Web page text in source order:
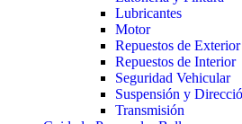
Lubricantes
Motor
Repuestos de Exterior
Repuestos de Interior
Seguridad Vehicular
Suspensión y
Transmisión